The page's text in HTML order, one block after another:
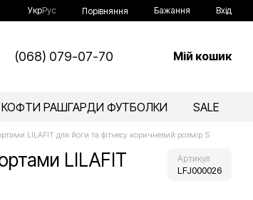
УкрРус Порівняння Бажання Вхід
(068) 079-07-70 Мій кошик
КОФТИ РАШГАРДИ ФУТБОЛКИ SALE
LILAFIT для йоги та фітнесу коричневий розмір S
LILAFIT
Артикул
LFJ000026